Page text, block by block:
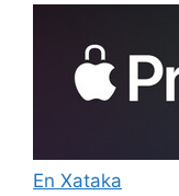
En Xataka